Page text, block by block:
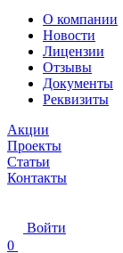
О компании
Новости
Лицензии
Отзывы
Документы
Реквизиты
Акции
Проекты
Статьи
Контакты
Войти
0